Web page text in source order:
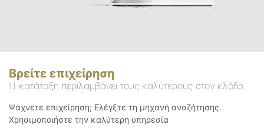
Βρείτε επιχείρηση
Η κατάταξη περιλαμβάνει τους καλύτερους στον κλάδο
Ψάχνετε επιχείρηση; Ελέγξτε τη μηχανή αναζήτησης.
Χρησιμοποιήστε την καλύτερη υπηρεσία